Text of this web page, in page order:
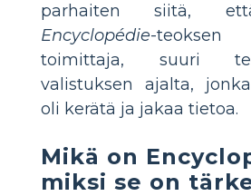
parhaiten siitä,
Encyclopédie-teoksen
toimittaja, suuri
valistuksen ajalta,
oli kerätä ja jakaa tietoa.
Mikä on
miksi se on